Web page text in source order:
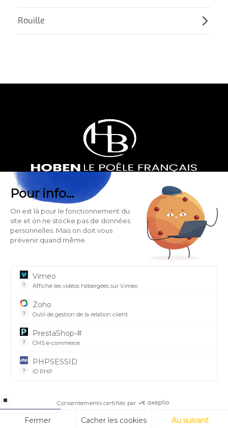
Pour info...
On est là pour le fonctionnement du
site et on ne stocke pas de données
personnelles. Mais on doit vous
prévenir quand même.
?
Vimeo
Affiche les vidéos hébergées sur Vimeo
?
Zoho
Outil de gestion de la relation client
?
PrestaShop-#
CMS e-commerce
?
PHPSESSID
ID PHP
stop loading Consentements certifiés par
Fermer Cacher les cookies Au suivant
Rouille
HOBEN, POÊLE À GRANULÉS FRANÇAIS
266, Rue des Entrepôts - Les Sagnes
38350 Saint Honoré - France
SUIVEZ-NOUS SUR NOS RÉSEAUX SOCIAUX
Accédez à nos Documents, Visuels et Revues de
© 2022 - HOBEN une marque de la société
CGV
Mentions légales-Protection des données